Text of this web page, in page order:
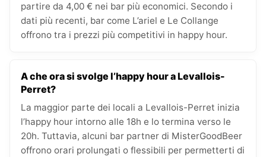
partire da 4,00 € nei bar più economici. Secondo i
dati più recenti, bar come L’ariel e Le Collange
offrono tra i prezzi più competitivi in happy hour.
A che ora si svolge l’happy hour a Levallois-
Perret?
La maggior parte dei locali a Levallois-Perret inizia
l’happy hour intorno alle 18h e lo termina verso le
20h. Tuttavia, alcuni bar partner di MisterGoodBeer
offrono orari prolungati o flessibili per permetterti di